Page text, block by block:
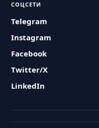
СОЦСЕТИ
Telegram
Instagram
Facebook
Twitter/X
LinkedIn